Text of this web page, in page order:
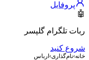
پروفایل
🤖
ربات تلگرام گلپسر
شروع کنید
خانه›نام‌گذاری› ارباس